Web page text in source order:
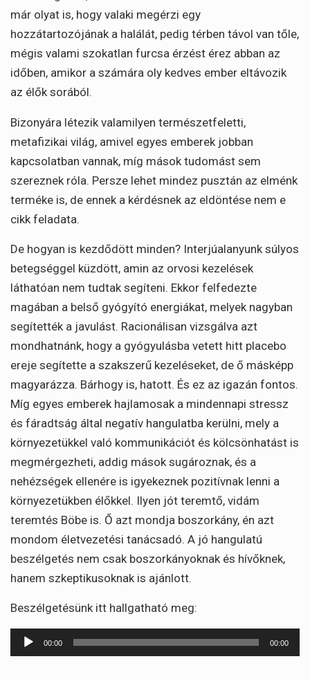
már olyat is, hogy valaki megérzi egy
hozzátartozójának a halálát, pedig térben távol van tőle,
mégis valami szokatlan furcsa érzést érez abban az
időben, amikor a számára oly kedves ember eltávozik
az élők sorából.
Bizonyára létezik valamilyen természetfeletti,
metafizikai világ, amivel egyes emberek jobban
kapcsolatban vannak, míg mások tudomást sem
szereznek róla. Persze lehet mindez pusztán az elménk
terméke is, de ennek a kérdésnek az eldöntése nem e
cikk feladata.
De hogyan is kezdődött minden? Interjúalanyunk súlyos
betegséggel küzdött, amin az orvosi kezelések
láthatóan nem tudtak segíteni. Ekkor felfedezte
magában a belső gyógyító energiákat, melyek nagyban
segítették a javulást. Racionálisan vizsgálva azt
mondhatnánk, hogy a gyógyulásba vetett hitt placebo
ereje segítette a szakszerű kezeléseket, de ő másképp
magyarázza. Bárhogy is, hatott. És ez az igazán fontos.
Míg egyes emberek hajlamosak a mindennapi stressz
és fáradtság által negatív hangulatba kerülni, mely a
környezetükkel való kommunikációt és kölcsönhatást is
megmérgezheti, addig mások sugároznak, és a
nehézségek ellenére is igyekeznek pozitívnak lenni a
környezetükben élőkkel. Ilyen jót teremtő, vidám
teremtés Böbe is. Ő azt mondja boszorkány, én azt
mondom életvezetési tanácsadó. A jó hangulatú
beszélgetés nem csak boszorkányoknak és hívőknek,
hanem szkeptikusoknak is ajánlott.
Beszélgetésünk itt hallgatható meg:
Audió
lejátszó
00:00 00:00